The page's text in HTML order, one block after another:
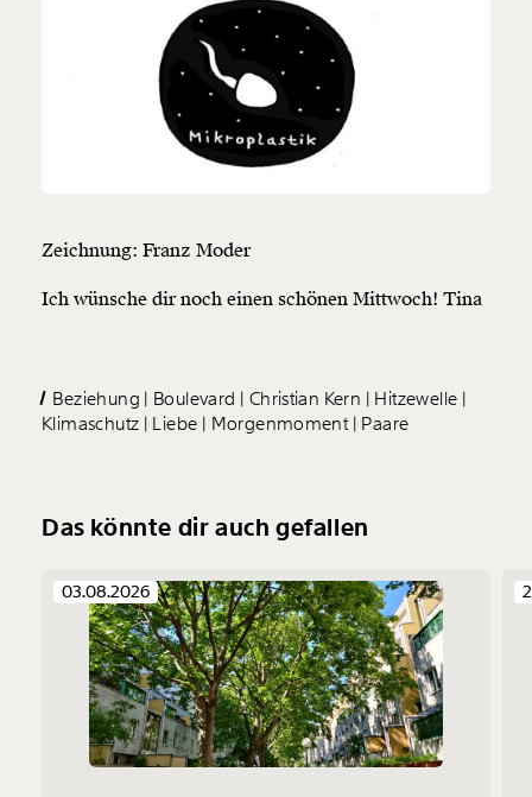
Zeichnung: Franz Moder
Ich wünsche dir noch einen schönen Mittwoch! Tina
Beziehung Boulevard Christian Kern
Hitzewelle
Klimaschutz Liebe Morgenmoment Paare
Das könnte dir auch gefallen
03.08.2026